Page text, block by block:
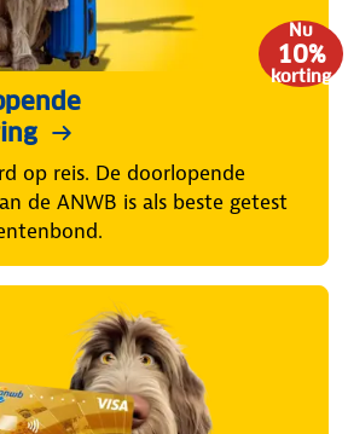
Nu
10%
korting
op reis. De doorlopende
de ANWB is als beste getest